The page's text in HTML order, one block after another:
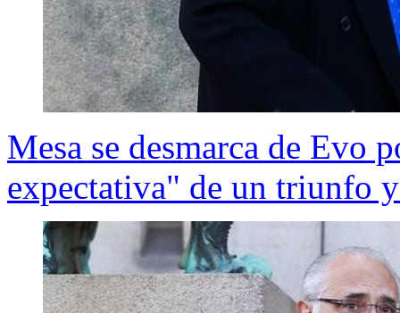
Mesa se desmarca de Evo
expectativa" de un triunfo